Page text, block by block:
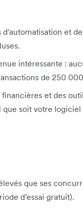
et
intéressante :
de 250 000
financières et des
que soit votre logiciel
que ses
d’essai gratuit).